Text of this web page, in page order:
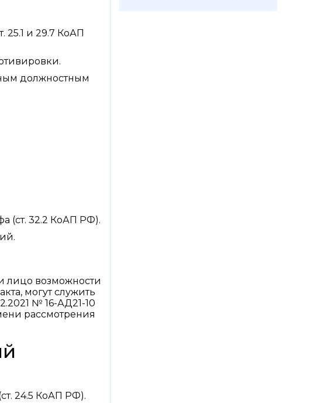
25.1 и 29.7 КоАП
должностным
(ст. 32.2 КоАП РФ).
лицо возможности
могут служить
№ 16-АД21-10
рассмотрения
24.5 КоАП РФ).